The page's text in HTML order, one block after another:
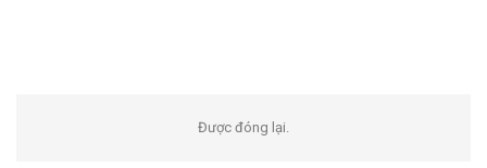
Được đóng lại.